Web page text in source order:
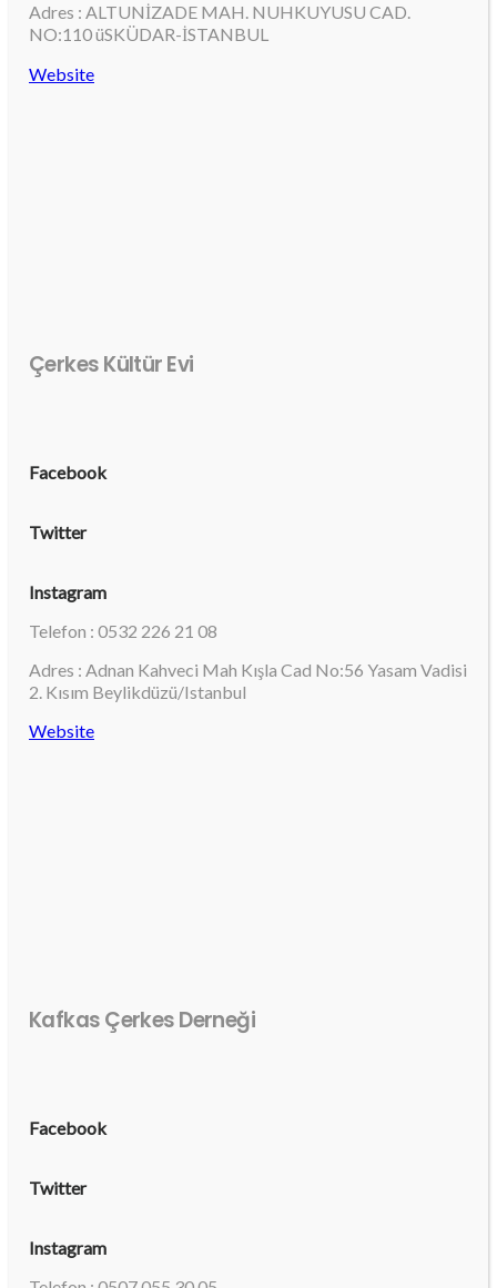
Adres : ALTUNİZADE MAH. NUHKUYUSU CAD.
NO:110 üSKÜDAR-İSTANBUL
Website
Çerkes Kültür Evi
Facebook
Twitter
Instagram
Telefon : 0532 226 21 08
Adres : Adnan Kahveci Mah Kışla Cad No:56 Yasam Vadisi
2. Kısım Beylikdüzü/Istanbul
Website
Kafkas Çerkes Derneği
Facebook
Twitter
Instagram